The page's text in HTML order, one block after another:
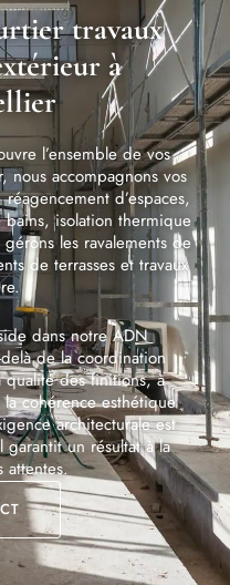
travaux
à
l’ensemble de vos
nous accompagnons vos
d’espaces,
isolation thermique
les ravalements de
de terrasses et travaux
dans notre ADN
de la coordination
qualité des finitions, à
cohérence esthétique
architecturale est
un résultat à la
attentes.